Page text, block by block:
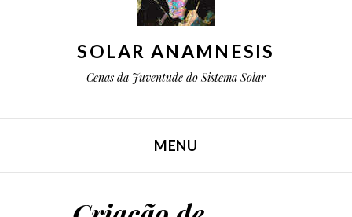
SOLAR ANAMNESIS
Cenas da Juventude do Sistema Solar
MENU